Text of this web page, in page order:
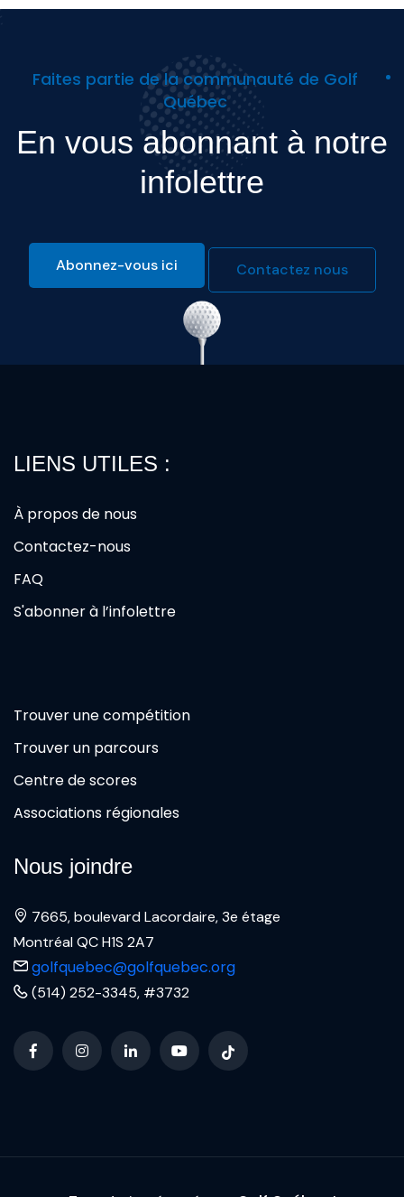
Faites partie de la communauté de Golf
Québec
En vous abonnant à notre
infolettre
Abonnez-vous ici Contactez nous
LIENS UTILES :
À propos de nous
Contactez-nous
FAQ
S'abonner à l’infolettre
Trouver une compétition
Trouver un parcours
Centre de scores
Associations régionales
Nous joindre
7665, boulevard Lacordaire, 3e étage
Montréal QC H1S 2A7
golfquebec@golfquebec.org
(514) 252-3345, #3732